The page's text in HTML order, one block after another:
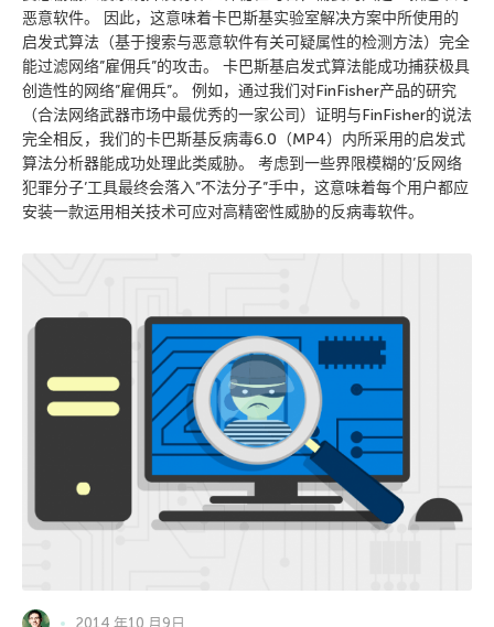
恶意软件。 因此，这意味着卡巴斯基实验室解决方案中所使用的
启发式算法（基于搜索与恶意软件有关可疑属性的检测方法）完全
能过滤网络”雇佣兵”的攻击。 卡巴斯基启发式算法能成功捕获极具
创造性的网络”雇佣兵”。 例如，通过我们对FinFisher产品的研究
（合法网络武器市场中最优秀的一家公司）证明与FinFisher的说法
完全相反，我们的卡巴斯基反病毒6.0（MP4）内所采用的启发式
算法分析器能成功处理此类威胁。 考虑到一些界限模糊的’反网络
犯罪分子’工具最终会落入”不法分子”手中，这意味着每个用户都应
安装一款运用相关技术可应对高精密性威胁的反病毒软件。
2014 年10 月9日